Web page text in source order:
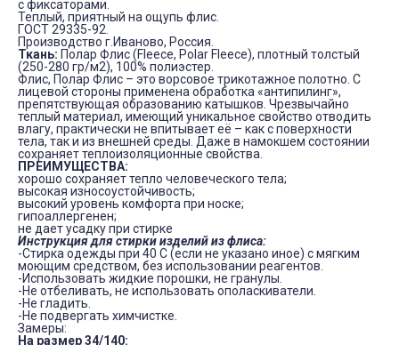
с фиксаторами.
Теплый, приятный на ощупь флис.
ГОСТ 29335-92.
Производство г.Иваново, Россия.
Ткань: Полар Флис (Fleece, Polar Fleece), плотный толстый
(250-280 гр/м2), 100% полиэстер.
Флис, Полар Флис – это ворсовое трикотажное полотно. С
лицевой стороны применена обработка «антипилинг»,
препятствующая образованию катышков. Чрезвычайно
теплый материал, имеющий уникальное свойство отводить
влагу, практически не впитывает её – как с поверхности
тела, так и из внешней среды. Даже в намокшем состоянии
сохраняет теплоизоляционные свойства.
ПРЕИМУЩЕСТВА:
хорошо сохраняет тепло человеческого тела;
высокая износоустойчивость;
высокий уровень комфорта при носке;
гипоаллергенен;
не дает усадку при стирке
Инструкция для стирки изделий из флиса:
-Стирка одежды при 40 C (если не указано иное) с мягким
моющим средством, без использовании реагентов.
-Использовать жидкие порошки, не гранулы.
-Не отбеливать, не использовать ополаскиватели.
-Не гладить.
-Не подвергать химчистке.
Замеры:
На размер 34/140: